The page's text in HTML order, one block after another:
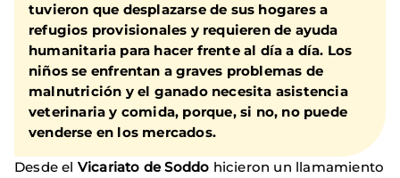
tuvieron que desplazarse de sus hogares a
refugios provisionales y requieren de ayuda
humanitaria para hacer frente al día a día. Los
niños se enfrentan a graves problemas de
malnutrición y el ganado necesita asistencia
veterinaria y comida, porque, si no, no puede
venderse en los mercados.
Desde el Vicariato de Soddo hicieron un llamamiento